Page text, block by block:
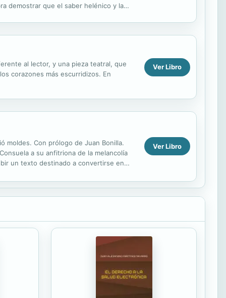
demostrar que el saber helénico y la
al lector, y una pieza teatral, que
corazones más escurridizos. En
Ver Libro
moldes. Con prólogo de Juan Bonilla.
a su anfitriona de la melancolía
un texto destinado a convertirse en
Ver Libro